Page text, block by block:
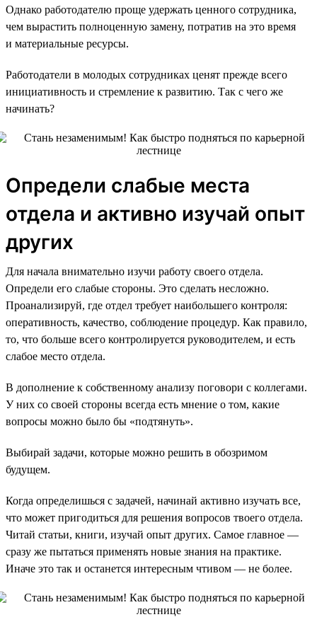
Однако работодателю проще удержать ценного сотрудника,
чем вырастить полноценную замену, потратив на это время
и материальные ресурсы.
Работодатели в молодых сотрудниках ценят прежде всего
инициативность и стремление к развитию. Так с чего же
начинать?
Определи слабые места
отдела и активно изучай опыт
других
Для начала внимательно изучи работу своего отдела.
Определи его слабые стороны. Это сделать несложно.
Проанализируй, где отдел требует наибольшего контроля:
оперативность, качество, соблюдение процедур. Как правило,
то, что больше всего контролируется руководителем, и есть
слабое место отдела.
В дополнение к собственному анализу поговори с коллегами.
У них со своей стороны всегда есть мнение о том, какие
вопросы можно было бы «подтянуть».
Выбирай задачи, которые можно решить в обозримом
будущем.
Когда определишься с задачей, начинай активно изучать все,
что может пригодиться для решения вопросов твоего отдела.
Читай статьи, книги, изучай опыт других. Самое главное —
сразу же пытаться применять новые знания на практике.
Иначе это так и останется интересным чтивом — не более.